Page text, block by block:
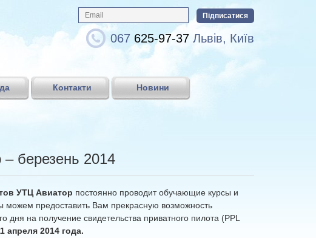
067 625-97-37 Львів, Київ
Контакти Новини
березень 2014
УТЦ Авиатор постоянно проводит обучающие курсы и
предоставить Вам прекрасную возможность
дня на получение свидетельства приватного пилота (PPL
апреля 2014 года.